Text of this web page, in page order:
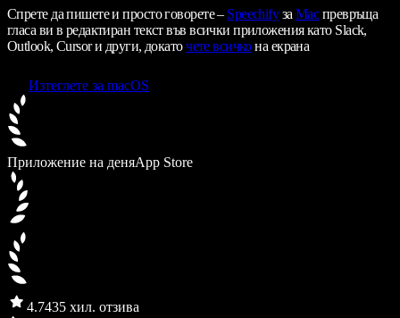
Спрете да пишете и просто говорете – SpeechifyзаMacпревръща
гласа ви в редактиран текст във всички приложения като Slack,
Outlook, Cursor и други, докаточете всичкона екрана
Изтеглете за macOS
Приложение на деняApp Store
4.7435 хил. отзива